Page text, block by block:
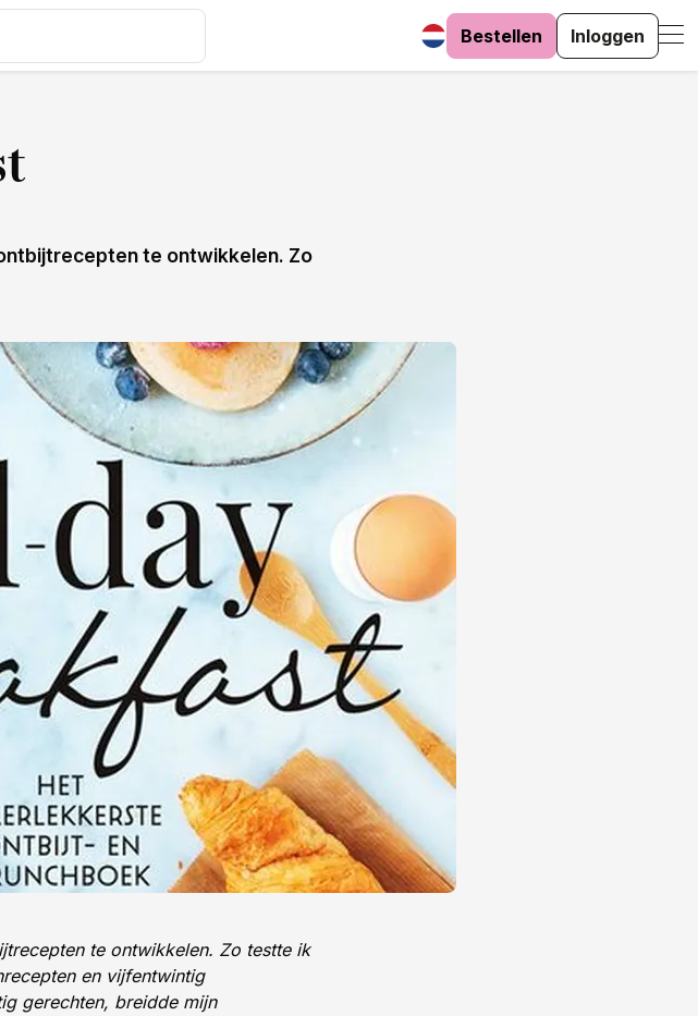
Bestellen Inloggen
te ontwikkelen. Zo
te ontwikkelen. Zo testte ik
en vijfentwintig
gerechten, breidde mijn